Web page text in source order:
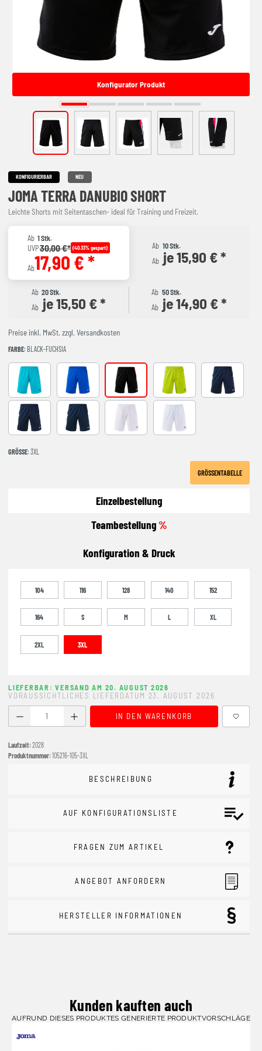
Konfigurator Produkt
KONFIGURIERBAR NEU
JOMA TERRA DANUBIO SHORT
Leichte Shorts mit Seitentaschen- ideal für Training und Freizeit.
Ab 1 Stk.
UVP30,00 €* (40.33% gespart)
Ab17,90 € *
Ab 10 Stk.
Ab je 15,90 € *
Ab 20 Stk.
Ab je 15,50 € *
Ab 50 Stk.
Ab je 14,90 € *
Preise inkl. MwSt. zzgl. Versandkosten
FARBE: BLACK-FUCHSIA
FLUOR TURQUOISEROYAL-NAVY BLACK-FUCHSIALIME-NAVY NAVY-LIME
NAVY-ROYAL NAVY-YELLOW WHITE/RASPBERRY/BLACKWHITE/TURQUOISE FLUOR/
GRÖSSE : 3XL
GRÖSSENTABELLE
Einzelbestellung
Teambestellung%
Konfiguration & Druck
104 116 128 140 152
164 S M L XL
2XL 3XL
LIEFERBAR: VERSAND AM 20. AUGUST 2026
VORAUSSICHTLICHES LIEFERDATUM 23. AUGUST 2026
Produkt Anzahl: Gib den gewünschten Wert ein oder
IN DEN WARENKORB
Laufzeit:2028
Produktnummer:105216-105-3XL
BESCHREIBUNG
AUF KONFIGURATIONSLISTE
FRAGEN ZUM ARTIKEL
ANGEBOT ANFORDERN
HERSTELLER INFORMATIONEN
Kunden kauften auch
AUFRUND DIESES PRODUKTES GENERIERTE PRODUKTVORSCHLÄGE